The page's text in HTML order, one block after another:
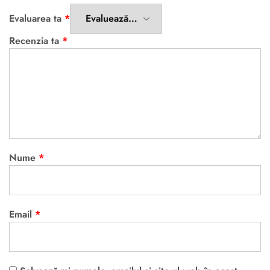
Evaluarea ta *
Recenzia ta *
Nume *
Email *